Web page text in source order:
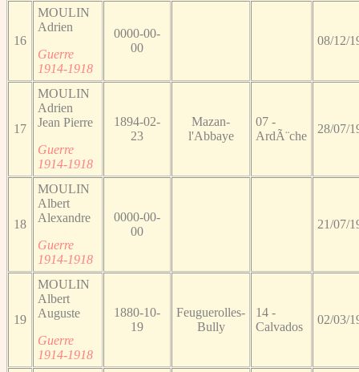
16
MOULIN
Adrien
Guerre
1914-1918
0000-00-
00
08/12/
17
MOULIN
Adrien
Jean Pierre
Guerre
1914-1918
1894-02-
23
Mazan-
l'Abbaye
07 -
ArdÃ¨che
28/07/
18
MOULIN
Albert
Alexandre
Guerre
1914-1918
0000-00-
00
21/07/
19
MOULIN
Albert
Auguste
Guerre
1914-1918
1880-10-
19
Feuguerolles-
Bully
14 -
Calvados
02/03/